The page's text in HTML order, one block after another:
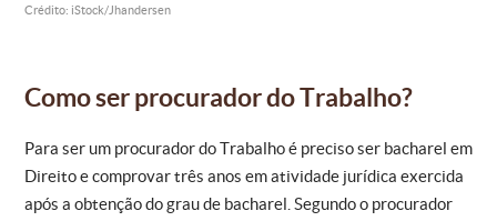
Crédito: iStock/Jhandersen
Como ser procurador do Trabalho?
Para ser um procurador do Trabalho é preciso ser bacharel em
Direito e comprovar três anos em atividade jurídica exercida
após a obtenção do grau de bacharel. Segundo o procurador